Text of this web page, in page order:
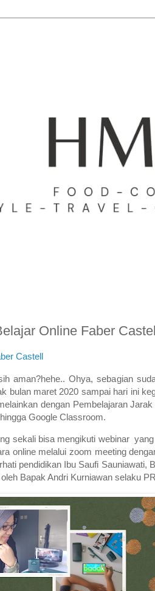
Online Faber
Castell
aman?hehe.. Ohya, sebagian
bulan maret 2020 sampai hari ini
dengan Pembelajaran
Google Classroom.
sekali bisa mengikuti webinar
online melalui zoom meeting
pendidikan Ibu Saufi
Bapak Andri Kurniawan selaku